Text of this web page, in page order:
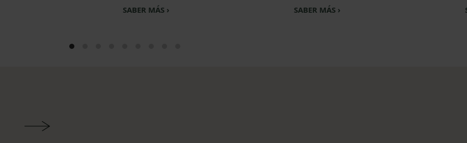
SABER MÁS › SABER MÁS ›